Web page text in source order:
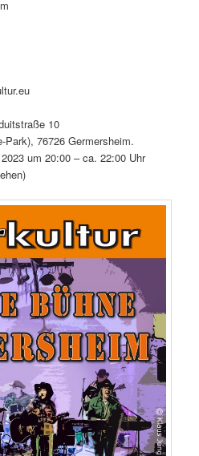
10
76726 Germersheim.
um 20:00 – ca. 22:00 Uhr